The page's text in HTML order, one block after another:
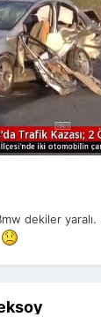
dekiler